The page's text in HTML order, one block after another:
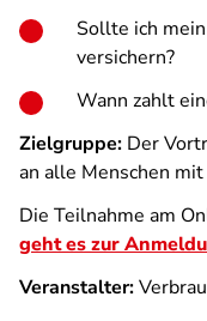
Sollte ich
versichern?
Wann zahlt
Zielgruppe: Der
an alle Menschen
Die Teilnahme am
geht es zur
Veranstalter: